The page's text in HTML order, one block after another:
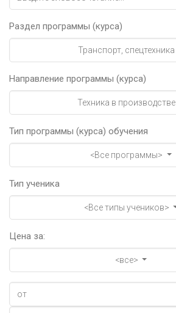
Раздел программы (курса)
Транспорт, спецтехника
Направление программы (курса)
Техника в производстве
Тип программы (курса) обучения
<Все программы>
Тип ученика
<Все типы учеников>
Цена за:
<все>